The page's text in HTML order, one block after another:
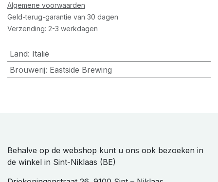
Algemene voorwaarden
Geld-terug-garantie van 30 dagen
Verzending: 2-3 werkdagen
Land: Italië
Brouwerij: Eastside Brewing
Behalve op de webshop kunt u ons ook bezoeken in
de winkel in Sint-Niklaas (BE)